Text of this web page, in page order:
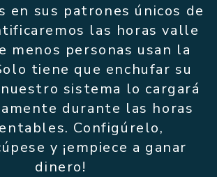
en sus patrones únicos de
las horas valle
menos personas usan la
tiene que enchufar su
sistema lo cargará
durante las horas
Configúrelo,
y ¡empiece a ganar
dinero!